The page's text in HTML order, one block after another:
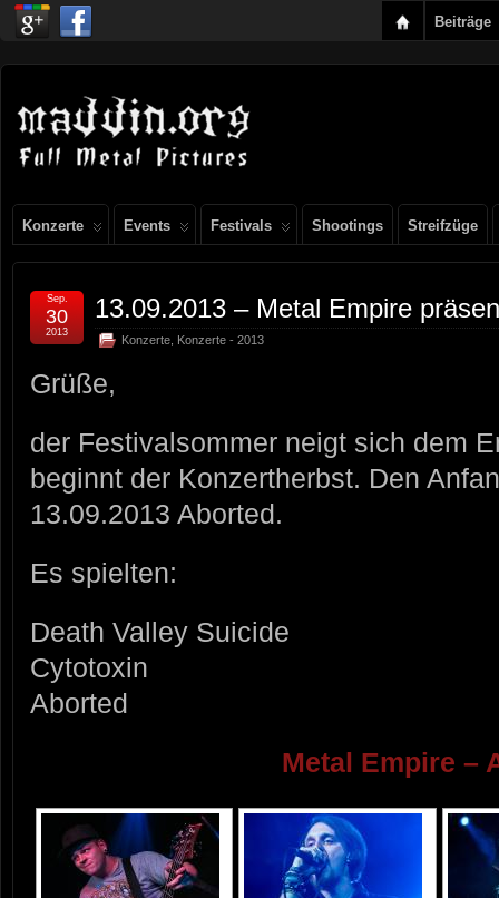
Beiträge
Konzerte Events Festivals Shootings Streifzüge
13.09.2013 – Metal Empire
Konzerte Konzerte - 2013
Sep.
30
2013
Grüße,
der Festivalsommer neigt sich dem
beginnt der Konzertherbst. Den
13.09.2013 Aborted.
Es spielten:
Death Valley Suicide
Cytotoxin
Aborted
Metal Empire –